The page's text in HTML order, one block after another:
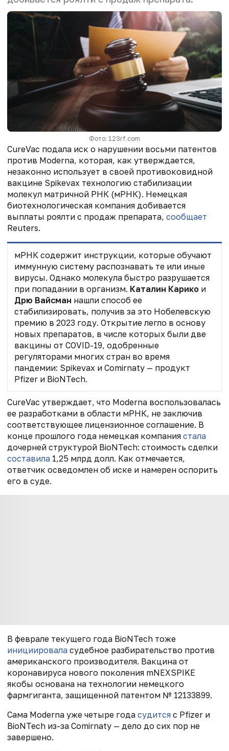
Фото: 123rf.com
CureVac подала иск о нарушении восьми патентов
против Moderna, которая, как утверждается,
незаконно использует в своей противоковидной
вакцине Spikevax технологию стабилизации
молекул матричной РНК (мРНК). Немецкая
биотехнологическая компания добивается
выплаты роялти с продаж препарата, сообщает
Reuters.
мРНК содержит инструкции, которые обучают
иммунную систему распознавать те или иные
вирусы. Однако молекула быстро разрушается
при попадании в организм. Каталин Карико и
Дрю Вайсман нашли способ ее
стабилизировать, получив за это Нобелевскую
премию в 2023 году. Открытие легло в основу
новых препаратов, в числе которых были две
вакцины от COVID-19, одобренные
регуляторами многих стран во время
пандемии: Spikevax и Comirnaty — продукт
Pfizer и BioNTech.
CureVac утверждает, что Moderna воспользовалась
ее разработками в области мРНК, не заключив
соответствующее лицензионное соглашение. В
конце прошлого года немецкая компания стала
дочерней структурой BioNTech: стоимость сделки
составила 1,25 млрд долл. Как отмечается,
ответчик осведомлен об иске и намерен оспорить
его в суде.
В феврале текущего года BioNTech тоже
инициировала судебное разбирательство против
американского производителя. Вакцина от
коронавируса нового поколения mNEXSPIKE
якобы основана на технологии немецкого
фармгиганта, защищенной патентом № 12133899.
Сама Moderna уже четыре года судится с Pfizer и
BioNTech из-за Comirnaty — дело до сих пор не
завершено.